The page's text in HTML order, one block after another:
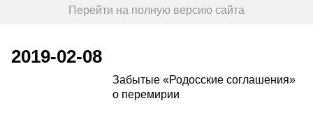
Перейти на полную версию сайта
2019-02-08
Забытые «Родосские соглашения»
о перемирии